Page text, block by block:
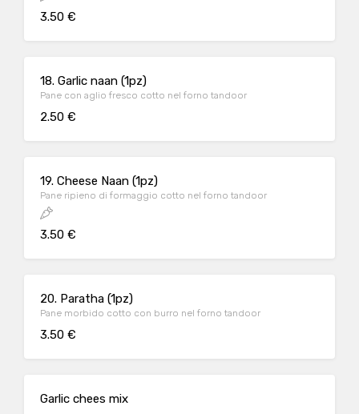
3.50 €
18. Garlic naan (1pz)
Pane con aglio fresco cotto nel forno tandoor
2.50 €
19. Cheese Naan (1pz)
Pane ripieno di formaggio cotto nel forno tandoor
3.50 €
20. Paratha (1pz)
Pane morbido cotto con burro nel forno tandoor
3.50 €
Garlic chees mix